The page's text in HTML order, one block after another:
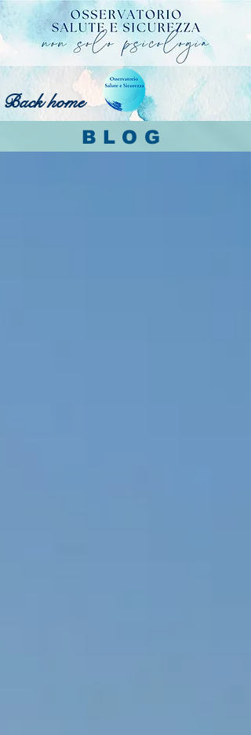
Back home
BLOG